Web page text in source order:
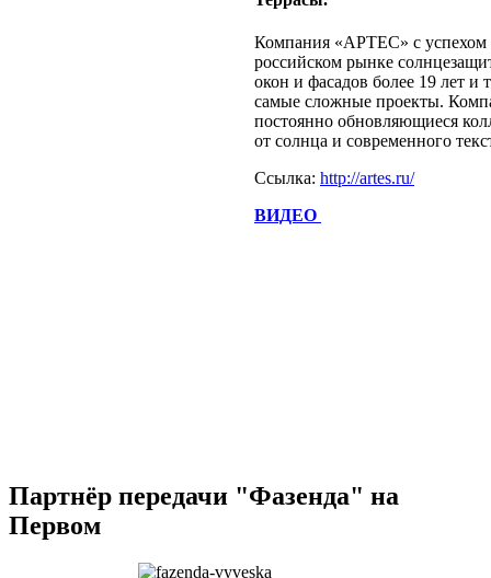
Компания «АРТЕС» с успехом
российском рынке
окон и фасадов более 19 лет и
самые сложные проекты.
постоянно обновляющиеся
от солнца и современного
Ссылка: http://artes.ru/
ВИДЕО
Партнёр передачи "Фазенда" на
Первом